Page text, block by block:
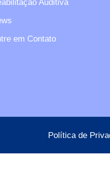
Auditiva
em Contato
Política de